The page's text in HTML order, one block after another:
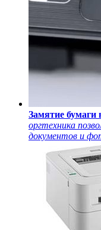
Замятие бумаги
оргтехника
документов и